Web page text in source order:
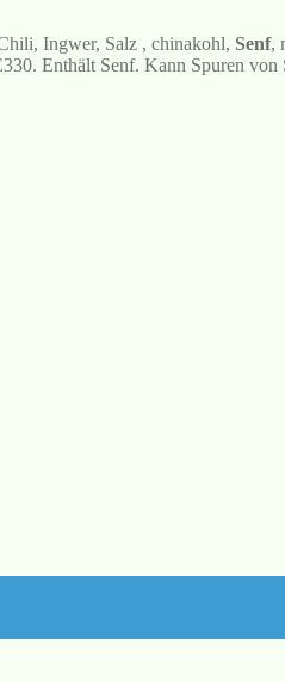
Ingwer, Salz , chinakohl, Senf,
Enthält Senf. Kann Spuren von